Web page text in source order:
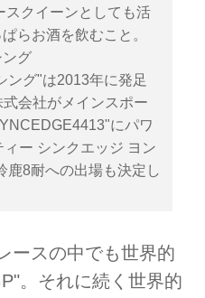
クイーンとしても活
らお酒を飲むこと。
グ
ング"は2013年に発足
会社がメインスポー
にパワ
ー シンクエッジ ヨン
鹿8耐への出場も決定し
ースの中でも世界的
。それに続く世界的